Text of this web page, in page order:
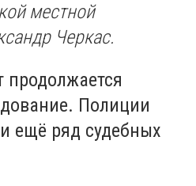
местной
Черкас.
Полиции
ещё ряд судебных